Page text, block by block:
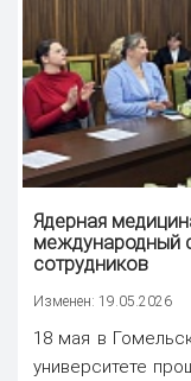
Ядерная
международный
сотрудников
Изменен: 19.05.2026
18 мая в
университете